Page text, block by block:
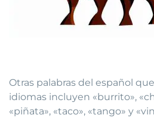
Otras palabras del español
idiomas incluyen «burrito»,
«piñata», «taco», «tango» y